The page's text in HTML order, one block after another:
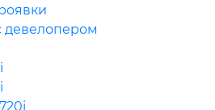
девелопером